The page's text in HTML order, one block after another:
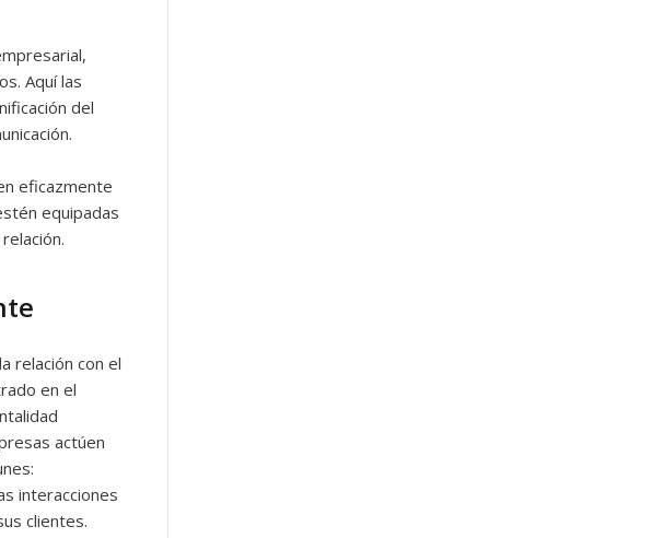
Aquí las
del
eficazmente
equipadas
relación con el
en el
actúen
interacciones
clientes.